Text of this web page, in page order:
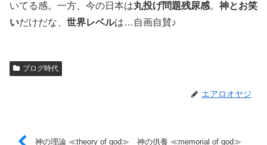
いてる感。一方、今の日本は丸投げ問題残尿感。 神とお笑
いだけだな、 世界レベルは…自画自賛♪
ブログ時代
エアロオヤジ
神の理論 ≪theory of god≫ 神の供養 ≪memorial of god≫